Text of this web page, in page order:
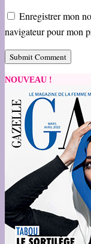
Enregistrer mon
navigateur pour mon
NOUVEAU !